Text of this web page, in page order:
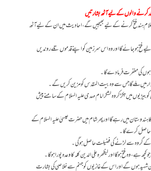
کرنے والوں کے لیے آٹھ بشارتیں
ہند فتح کرنے کے لیے بھیجیں گے، احادیث میں ان کے لیے آٹھ
لیے فتح ہو جائے گا اور وہ اس سرزمین کو اپنے قدموں تلے روندیں
بیڑیوں میں جکڑ کر وہ لشکر امام مہدی علیہ السلام کے سامنے پیش
ہندوستان میں رہےگا اور پھر شام میں حضرت عیسیٰ علیہ السلام کے
حاصل کرے گا۔
شہید ہوں گے اور اس کے غازیوں کو جہنم سے خلاصی کی بشارت